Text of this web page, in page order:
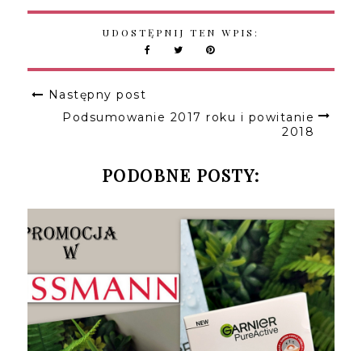
UDOSTĘPNIJ TEN WPIS:
Następny post
Podsumowanie 2017 roku i powitanie
2018
PODOBNE POSTY: